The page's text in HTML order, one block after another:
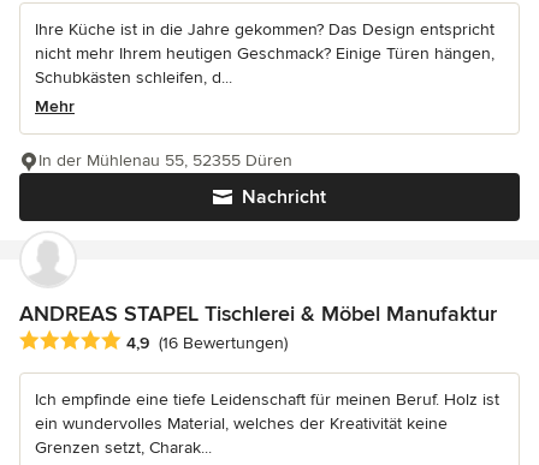
Ihre Küche ist in die Jahre gekommen? Das Design entspricht
nicht mehr Ihrem heutigen Geschmack? Einige Türen hängen,
Schubkästen schleifen, d...
Mehr
Nachricht
In der Mühlenau 55, 52355 Düren
ANDREAS STAPEL Tischlerei & Möbel Manufaktur
Durchschnittliche Bewertung: 4.9 von 5 Sternen
4,9 (16 Bewertungen)
Ich empfinde eine tiefe Leidenschaft für meinen Beruf. Holz ist
ein wundervolles Material, welches der Kreativität keine
Grenzen setzt, Charak...